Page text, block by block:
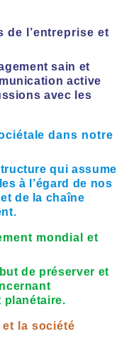
l’entreprise et
sain et
active
avec les
dans notre
qui assume
à l’égard de nos
de la chaîne
mondial et
de préserver et
planétaire.
la société